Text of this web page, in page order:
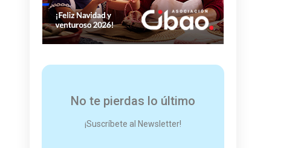
No te pierdas lo último
¡Suscríbete al Newsletter!